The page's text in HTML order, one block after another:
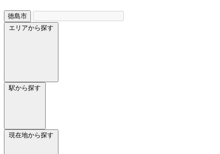
徳島市
エリアから探す
駅から探す
現在地から探す